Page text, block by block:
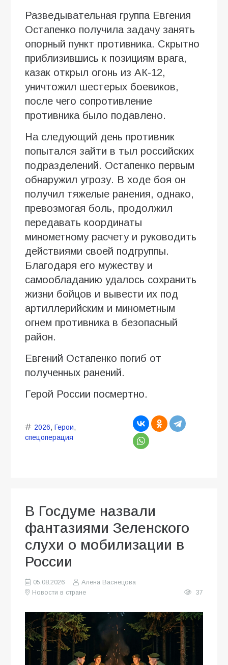
Разведывательная группа Евгения
Остапенко получила задачу занять
опорный пункт противника. Скрытно
приблизившись к позициям врага,
казак открыл огонь из АК-12,
уничтожил шестерых боевиков,
после чего сопротивление
противника было подавлено.
На следующий день противник
попытался зайти в тыл российских
подразделений. Остапенко первым
обнаружил угрозу. В ходе боя он
получил тяжелые ранения, однако,
превозмогая боль, продолжил
передавать координаты
минометному расчету и руководить
действиями своей подгруппы.
Благодаря его мужеству и
самообладанию удалось сохранить
жизни бойцов и вывести их под
артиллерийским и минометным
огнем противника в безопасный
район.
Евгений Остапенко погиб от
полученных ранений.
Герой России посмертно.
2026, Герои,
спецоперация
В Госдуме назвали
фантазиями Зеленского
слухи о мобилизации в
России
05.08.2026
Алена Васнецова
Новости в стране
37